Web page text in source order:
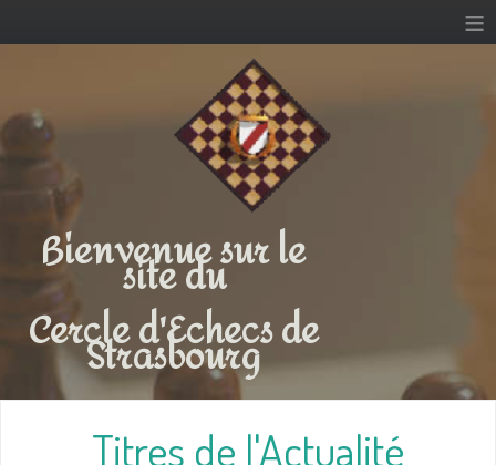
≡
Bienvenue sur le
site du
Cercle d'Echecs de
Strasbourg
Titres de l'Actualité